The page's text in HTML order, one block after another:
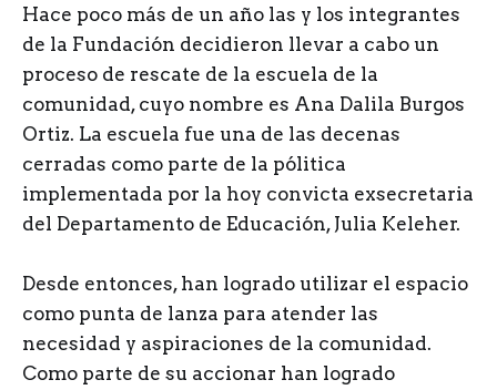
Hace poco más de un año las y los integrantes
de la Fundación decidieron llevar a cabo un
proceso de rescate de la escuela de la
comunidad, cuyo nombre es Ana Dalila Burgos
Ortiz. La escuela fue una de las decenas
cerradas como parte de la pólitica
implementada por la hoy convicta exsecretaria
del Departamento de Educación, Julia Keleher.
Desde entonces, han logrado utilizar el espacio
como punta de lanza para atender las
necesidad y aspiraciones de la comunidad.
Como parte de su accionar han logrado